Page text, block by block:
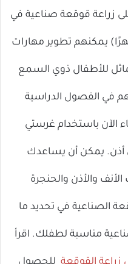
زراعة قوقعة صناعية في
(قبل عمر 18 شهرًا) يمكنهم تطوير مهارات
للأطفال ذوي السمع
في الفصول الدراسية
الآن باستخدام غرستي
أذن. يمكن أن يساعدك
والأذن والحنجرة
الصناعية في تحديد ما
مناسبة لطفلك. اقرأ